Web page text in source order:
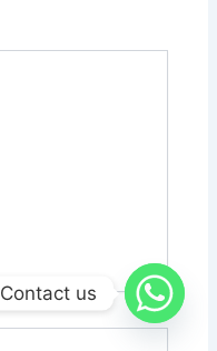
Contact us